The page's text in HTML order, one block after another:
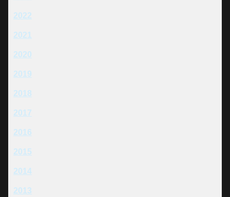
2022
2021
2020
2019
2018
2017
2016
2015
2014
2013